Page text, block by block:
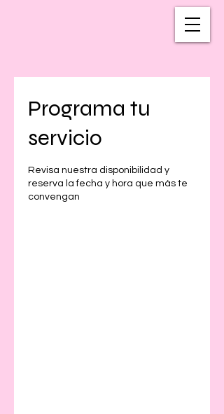
Programa tu
servicio
Revisa nuestra disponibilidad y
reserva la fecha y hora que más te
convengan